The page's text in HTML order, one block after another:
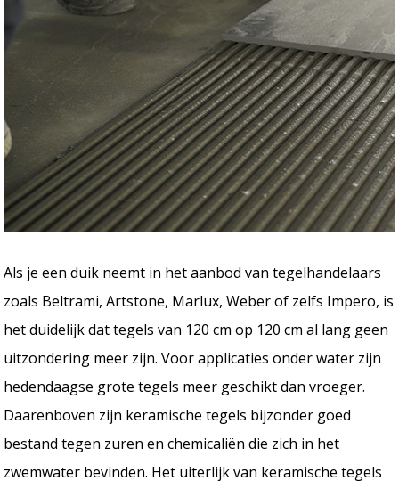
Als je een duik neemt in het aanbod van tegelhandelaars
zoals Beltrami, Artstone, Marlux, Weber of zelfs Impero, is
het duidelijk dat tegels van 120 cm op 120 cm al lang geen
uitzondering meer zijn. Voor applicaties onder water zijn
hedendaagse grote tegels meer geschikt dan vroeger.
Daarenboven zijn keramische tegels bijzonder goed
bestand tegen zuren en chemicaliën die zich in het
zwemwater bevinden. Het uiterlijk van keramische tegels